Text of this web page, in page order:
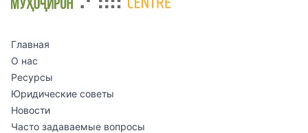
Главная
О нас
Ресурсы
Юридические советы
Новости
Часто задаваемые вопросы